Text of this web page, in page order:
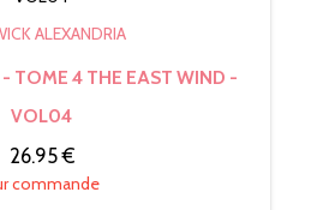
ALEXANDRIA
TOME 4 THE EAST WIND -
VOL04
26.95 €
commande